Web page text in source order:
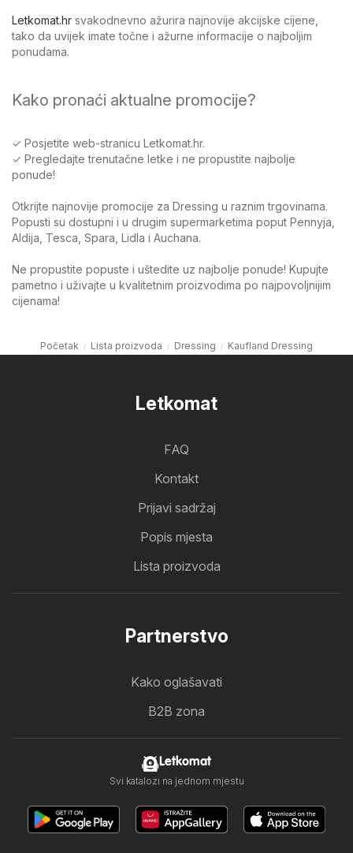
Letkomat.hr svakodnevno ažurira najnovije akcijske cijene,
tako da uvijek imate točne i ažurne informacije o najboljim
ponudama.
Kako pronaći aktualne promocije?
✓ Posjetite web-stranicu Letkomat.hr.
✓ Pregledajte trenutačne letke i ne propustite najbolje
ponude!
Otkrijte najnovije promocije za Dressing u raznim trgovinama.
Popusti su dostupni i u drugim supermarketima poput Pennyja,
Aldija, Tesca, Spara, Lidla i Auchana.
Ne propustite popuste i uštedite uz najbolje ponude! Kupujte
pametno i uživajte u kvalitetnim proizvodima po najpovoljnijim
cijenama!
Početak Lista proizvoda Dressing Kaufland Dressing
Letkomat
FAQ
Kontakt
Prijavi sadržaj
Popis mjesta
Lista proizvoda
Partnerstvo
Kako oglašavati
B2B zona
Letkomat
Svi katalozi na jednom mjestu